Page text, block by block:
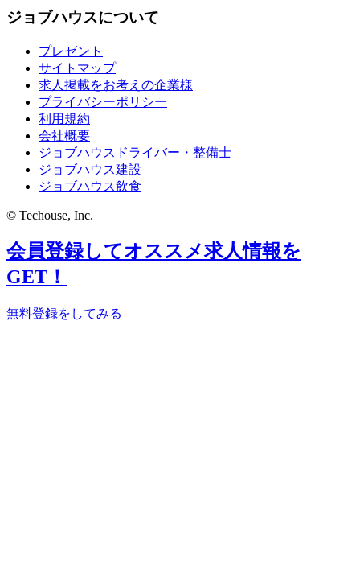
ジョブハウスについて
プレゼント
サイトマップ
求人掲載をお考えの企業様
プライバシーポリシー
利用規約
会社概要
ジョブハウスドライバー・整備士
ジョブハウス建設
ジョブハウス飲食
© Techouse, Inc.
会員登録してオススメ求人情報を
GET！
無料登録をしてみる